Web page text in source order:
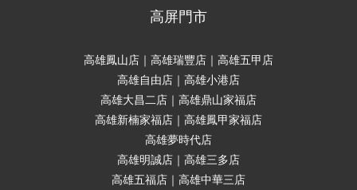
高屏門市
高雄鳳山店｜高雄瑞豐店｜高雄五甲店
高雄自由店｜高雄小港店
高雄大昌二店｜高雄鼎山家福店
高雄新楠家福店｜高雄鳳甲家福店
高雄夢時代店
高雄明誠店｜高雄三多店
高雄五福店｜高雄中華三店